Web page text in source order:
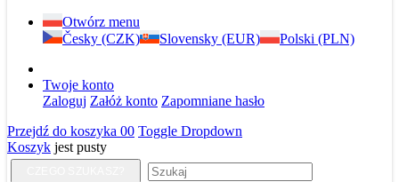
Otwórz menu
Česky (CZK)
Slovensky (EUR) Polski (PLN)
Twoje konto
Zaloguj Załóż konto Zapomniane hasło
Przejdź do koszyka 00 Toggle Dropdown
Koszyk jest pusty